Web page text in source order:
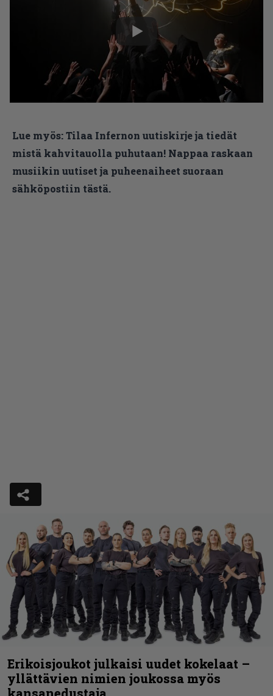
Lue myös:Tilaa Infernon uutiskirje ja tiedät
mistä kahvitauolla puhutaan! Nappaa raskaan
musiikin uutiset ja puheenaiheet suoraan
sähköpostiin tästä.
Erikoisjoukot julkaisi uudet kokelaat –
yllättävien nimien joukossa myös